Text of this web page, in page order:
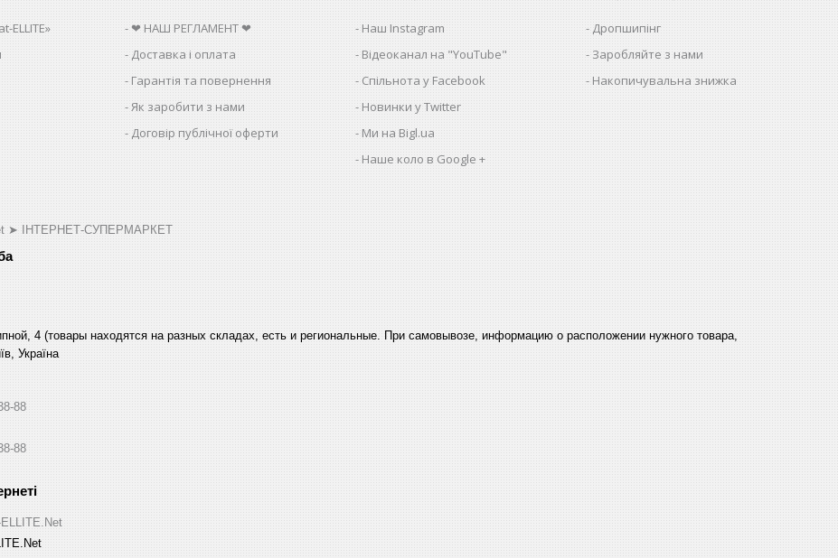
ELLITE»
❤ НАШ РЕГЛАМЕНТ ❤
Доставка і оплата
Гарантія та повернення
Як заробити з нами
Договір публічної оферти
Наш Instagram
Відеоканал на "YouTube"
Спільнота у Facebook
Новинки у Twitter
Ми на Bigl.ua
Наше коло в Google +
Дропшипінг
Заробляйте з нами
Накопичувальна знижка
➤ ІНТЕРНЕТ-СУПЕРМАРКЕТ
4 (товары находятся на разных складах, есть и региональные. При самовывозе, информацию о расположении нужного товара,
Україна
88
88